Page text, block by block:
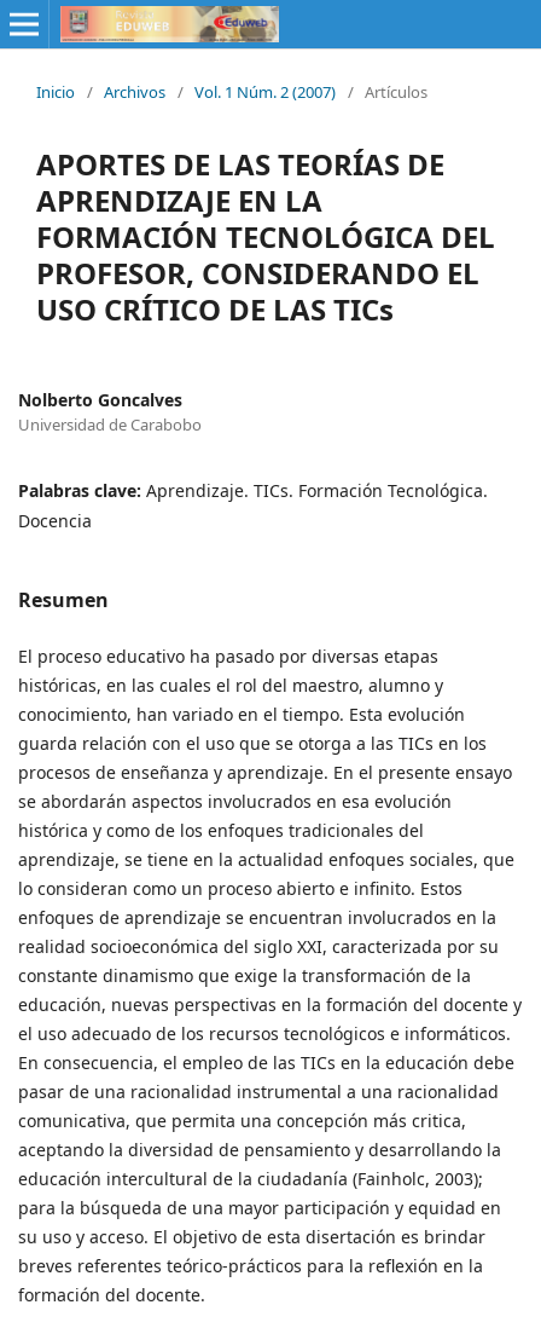
Inicio / Archivos / Vol. 1 Núm. 2 (2007) / Artículos
APORTES DE LAS TEORÍAS DE
APRENDIZAJE EN LA
FORMACIÓN TECNOLÓGICA DEL
PROFESOR, CONSIDERANDO EL
USO CRÍTICO DE LAS TICs
Nolberto Goncalves
Universidad de Carabobo
Palabras clave: Aprendizaje. TICs. Formación Tecnológica.
Docencia
Resumen
El proceso educativo ha pasado por diversas etapas
históricas, en las cuales el rol del maestro, alumno y
conocimiento, han variado en el tiempo. Esta evolución
guarda relación con el uso que se otorga a las TICs en los
procesos de enseñanza y aprendizaje. En el presente ensayo
se abordarán aspectos involucrados en esa evolución
histórica y como de los enfoques tradicionales del
aprendizaje, se tiene en la actualidad enfoques sociales, que
lo consideran como un proceso abierto e infinito. Estos
enfoques de aprendizaje se encuentran involucrados en la
realidad socioeconómica del siglo XXI, caracterizada por su
constante dinamismo que exige la transformación de la
educación, nuevas perspectivas en la formación del docente y
el uso adecuado de los recursos tecnológicos e informáticos.
En consecuencia, el empleo de las TICs en la educación debe
pasar de una racionalidad instrumental a una racionalidad
comunicativa, que permita una concepción más critica,
aceptando la diversidad de pensamiento y desarrollando la
educación intercultural de la ciudadanía (Fainholc, 2003);
para la búsqueda de una mayor participación y equidad en
su uso y acceso. El objetivo de esta disertación es brindar
breves referentes teórico-prácticos para la reflexión en la
formación del docente.